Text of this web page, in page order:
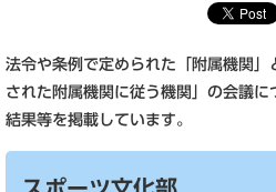
法令や条例で定められた「附属機関
された附属機関に従う機関」の会議
結果等を掲載しています。
スポーツ文化部